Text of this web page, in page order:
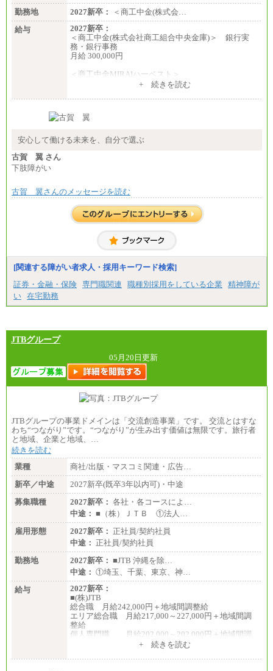
勤務地 2027新卒：
＜商工中金(株式会…
給与
2027新卒：
＜商工中金(株式会社商工組合中央金庫)＞ 銀行実
務・銀行事務
月給 300,000円
＜商工中金MIRAIハーベスト＞
+ 続きを読む
安心して働ける未来を、自分で選ぶ
古賀 翼 さん
下肢障がい
古賀 翼さんのメッセージを読む
[関連する障がい者求人・採用キーワード検索]
証券・金融・保険 専門職関連 職種別採用をしている企業
精神障が
い 在宅勤務
JTBグループ
05月20日更新
JTBグループの事業ドメインは「交流創造事業」です。 交流とはすな
わち“つながり”です。“つながり”が生み出す価値は無限です。旅行者
と地域、企業と地域、…
続きを読む
業種
商社/出版・マスコミ関連・広告…
新卒／中途
2027新卒(既卒3年以内可)・中途
募集職種
2027新卒： 各社・各コースによ…
中途： ■（株）ＪＴＢ ①法人…
雇用形態
2027新卒： 正社員/契約社員
中途： 正社員/契約社員
勤務地
2027新卒： ■JTB 沖縄を除…
中途： ①埼玉、千葉、東京、神…
給与
2027新卒：
■(株)JTB
総合職 月給242,000円＋地域間調整給
エリア総合職 月給217,000～227,000円＋地域間調
整給
個人専門職 月給202,000～202,000円＋地域間調
+ 続きを読む